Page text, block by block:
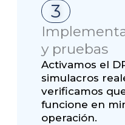
3
y pruebas
Activamos el
simulacros
verificamos
funcione en
operación.